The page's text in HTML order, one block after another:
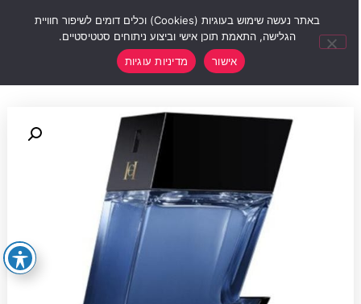
באתר נעשה שימוש בעוגיות (Cookies) וכלים דומים לשיפור חוויית
הגלישה, התאמת תוכן אישי וביצוע ניתוחים סטטיסטיים.
אישור
מדיניות עוגיות